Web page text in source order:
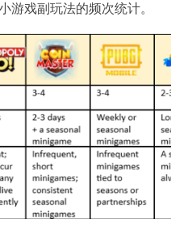
游戏副玩法的频次统计。